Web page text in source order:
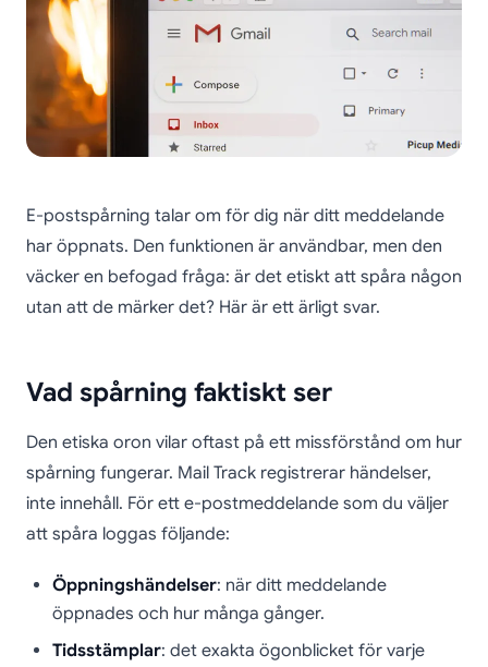
E-postspårning talar om för dig när ditt meddelande
har öppnats. Den funktionen är användbar, men den
väcker en befogad fråga: är det etiskt att spåra någon
utan att de märker det? Här är ett ärligt svar.
Vad spårning faktiskt ser
Den etiska oron vilar oftast på ett missförstånd om hur
spårning fungerar. Mail Track registrerar händelser,
inte innehåll. För ett e-postmeddelande som du väljer
att spåra loggas följande:
Öppningshändelser: när ditt meddelande
öppnades och hur många gånger.
Tidsstämplar: det exakta ögonblicket för varje